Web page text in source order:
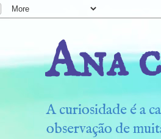
Ana
A curiosidade é a
observação de